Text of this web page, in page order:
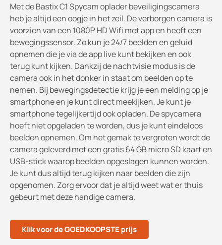
Met de Bastix C1 Spycam oplader beveiligingscamera
heb je altijd een oogje in het zeil. De verborgen camera is
voorzien van een 1080P HD Wifi met app en heeft een
bewegingssensor. Zo kun je 24/7 beelden en geluid
opnemen die je via de app live kunt bekijken en ook
terug kunt kijken. Dankzij de nachtvisie modus is de
camera ook in het donker in staat om beelden op te
nemen. Bij bewegingsdetectie krijg je een melding op je
smartphone en je kunt direct meekijken. Je kunt je
smartphone tegelijkertijd ook opladen. De spycamera
hoeft niet opgeladen te worden, dus je kunt eindeloos
beelden opnemen. Om het gemak te vergroten wordt de
camera geleverd met een gratis 64 GB micro SD kaart en
USB-stick waarop beelden opgeslagen kunnen worden.
Je kunt dus altijd terug kijken naar beelden die zijn
opgenomen. Zorg ervoor dat je altijd weet wat er thuis
gebeurt met deze handige camera.
Klik voor de GOEDKOOPSTE prijs